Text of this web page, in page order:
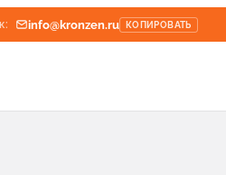
info@kronzen.ru КОПИРОВАТЬ